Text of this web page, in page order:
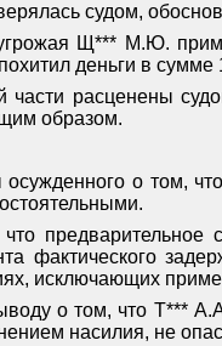
судом,
Щ*** М.Ю.
похитил деньги в
части расценены
образом.
о том,
фактического
исключающих
о том, что Т***
насилия, не